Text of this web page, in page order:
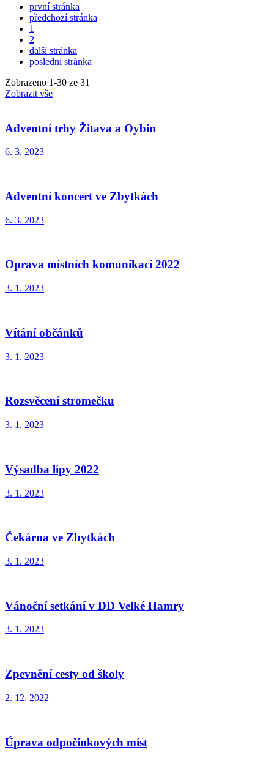
první stránka
předchozí stránka
1
2
další stránka
poslední stránka
Zobrazeno 1-30 ze 31
Zobrazit vše
Adventní trhy Žitava a Oybin
6. 3. 2023
Adventní koncert ve Zbytkách
6. 3. 2023
Oprava místních komunikací 2022
3. 1. 2023
Vítání občánků
3. 1. 2023
Rozsvěcení stromečku
3. 1. 2023
Výsadba lípy 2022
3. 1. 2023
Čekárna ve Zbytkách
3. 1. 2023
Vánoční setkání v DD Velké Hamry
3. 1. 2023
Zpevnění cesty od školy
2. 12. 2022
Úprava odpočinkových míst